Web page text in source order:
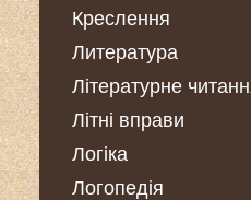
Креслення
Литература
Літературне
Літні вправи
Логіка
Логопедія